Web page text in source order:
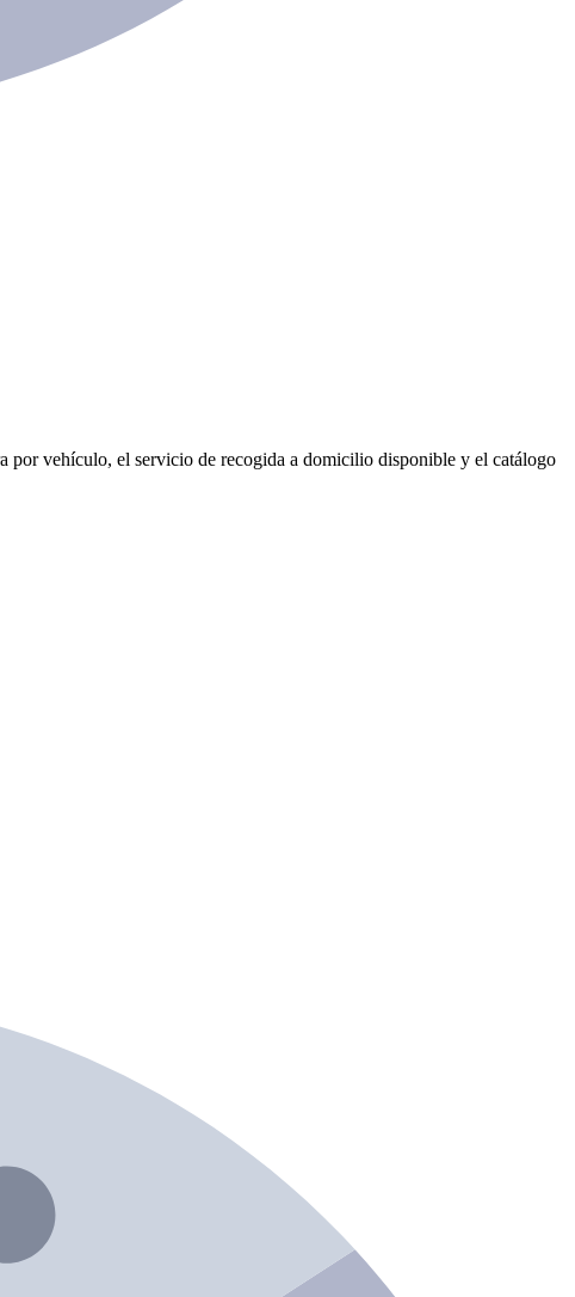
por vehículo, el servicio de recogida a domicilio disponible y el catálogo